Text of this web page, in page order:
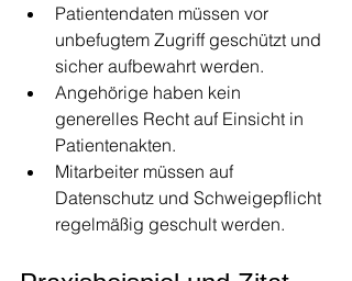
Patientendaten müssen vor
unbefugtem Zugriff geschützt und
sicher aufbewahrt werden.
Angehörige haben kein
generelles Recht auf Einsicht in
Patientenakten.
Mitarbeiter müssen auf
Datenschutz und Schweigepflicht
regelmäßig geschult werden.